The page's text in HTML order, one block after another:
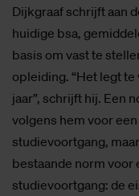
Dijkgraaf schrijft aan
huidige bsa,
basis om vast te
opleiding. “Het legt
jaar”, schrijft hij. Een
volgens hem voor
studievoortgang,
bestaande norm voor
studievoortgang: de